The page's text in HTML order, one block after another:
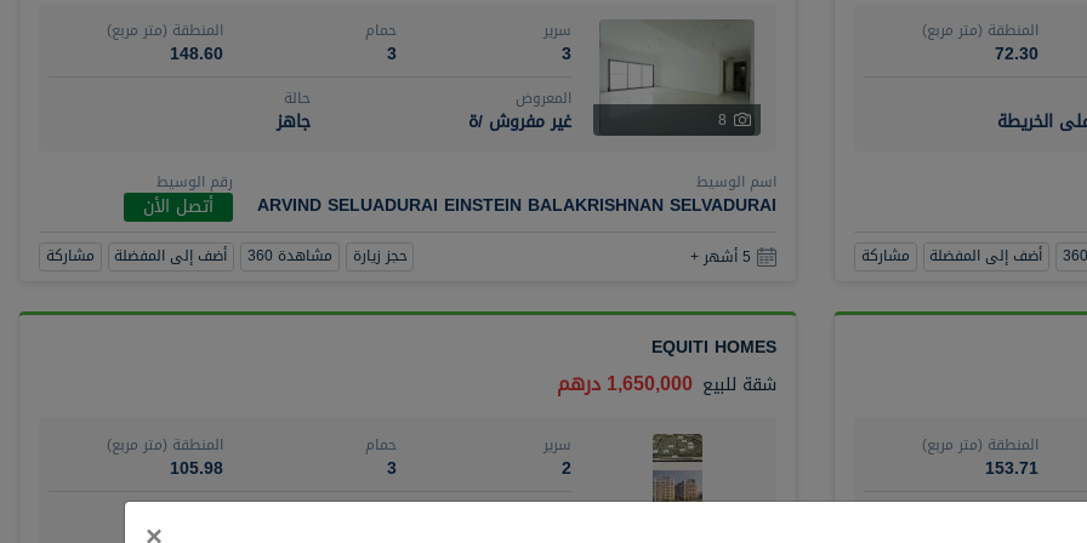
المنطقة (متر مربع)
72.30
الخريطة
أضف إلى المفضلة مشاركة
8
سرير
3
حمام
3
المنطقة (متر مربع)
148.60
المعروض
غير مفروش /ة
حالة
جاهز
اسم الوسيط
ARVIND SELUADURAI EINSTEIN BALAKRISHNAN SELVADURAI
رقم الوسيط
أتصل الأن
5 أشهر + حجز زيارة مشاهدة 360 أضف إلى المفضلة مشاركة
المنطقة (متر مربع)
153.71
EQUITI HOMES
شقة للبيع 1,650,000 درهم
سرير
2
حمام
3
المنطقة (متر مربع)
105.98